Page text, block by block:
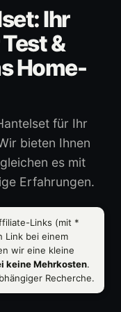
Ihr
&
Home-
für Ihr
bieten Ihnen
es mit
Erfahrungen.
Links (mit *
Link bei einem
wir eine kleine
keine Mehrkosten.
Recherche.